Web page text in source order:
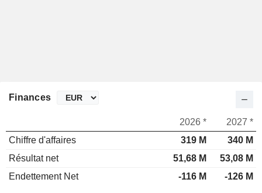
Finances
2026 *
2027 *
Chiffre d'affaires
319 M
340 M
Résultat net
51,68 M
53,08 M
Endettement Net
-116 M -126 M